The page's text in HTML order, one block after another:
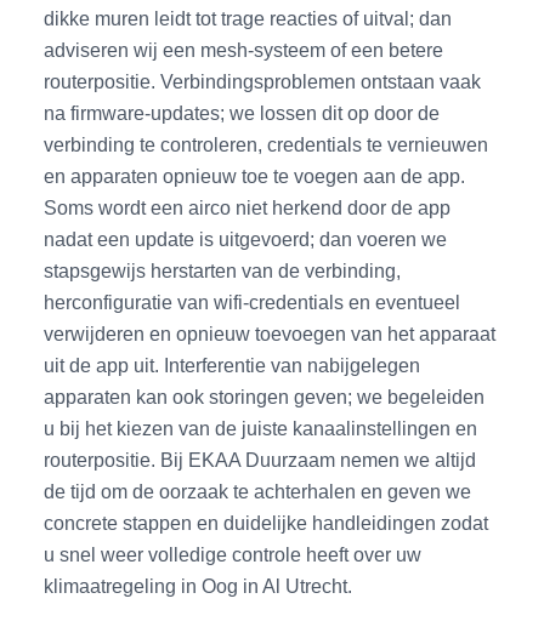
dikke muren leidt tot trage reacties of uitval; dan
adviseren wij een mesh-systeem of een betere
routerpositie. Verbindingsproblemen ontstaan vaak
na firmware-updates; we lossen dit op door de
verbinding te controleren, credentials te vernieuwen
en apparaten opnieuw toe te voegen aan de app.
Soms wordt een airco niet herkend door de app
nadat een update is uitgevoerd; dan voeren we
stapsgewijs herstarten van de verbinding,
herconfiguratie van wifi-credentials en eventueel
verwijderen en opnieuw toevoegen van het apparaat
uit de app uit. Interferentie van nabijgelegen
apparaten kan ook storingen geven; we begeleiden
u bij het kiezen van de juiste kanaalinstellingen en
routerpositie. Bij EKAA Duurzaam nemen we altijd
de tijd om de oorzaak te achterhalen en geven we
concrete stappen en duidelijke handleidingen zodat
u snel weer volledige controle heeft over uw
klimaatregeling in Oog in Al Utrecht.